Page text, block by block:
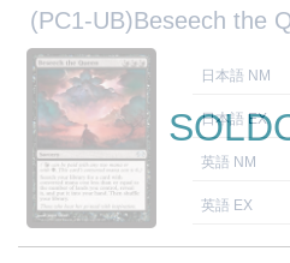
(PC1-UB)Beseech the
日本語 NM
日本語 EX
英語 NM
英語 EX